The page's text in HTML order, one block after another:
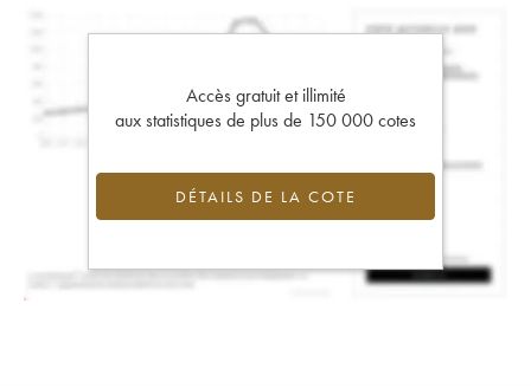
Accès gratuit et illimité
aux statistiques de plus de 150 000 cotes
DÉTAILS DE LA COTE